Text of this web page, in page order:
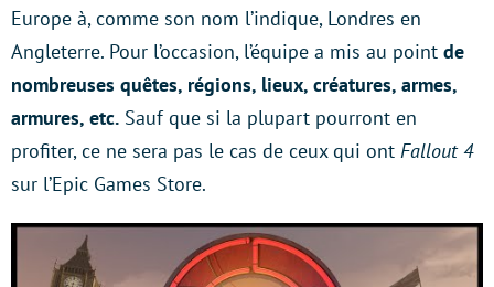
Europe à, comme son nom l’indique, Londres en
Angleterre. Pour l’occasion, l’équipe a mis au point de
nombreuses quêtes, régions, lieux, créatures, armes,
armures, etc. Sauf que si la plupart pourront en
profiter, ce ne sera pas le cas de ceux qui ont Fallout 4
sur l’Epic Games Store.